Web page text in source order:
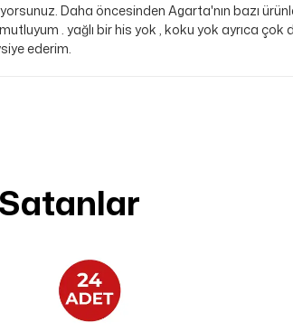
Daha öncesinden Agarta'nın bazı
. yağlı bir his yok , koku yok ayrıca
ederim.